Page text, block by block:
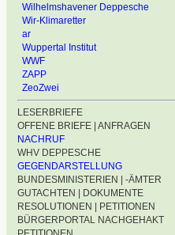
Wilhelmshavener Deppesche
Wir-Klimaretter
ar
Wuppertal Institut
WWF
ZAPP
ZeoZwei
LESERBRIEFE
OFFENE BRIEFE | ANFRAGEN
NACHRUF
WHV DEPPESCHE
GEGENDARSTELLUNG
BUNDESMINISTERIEN | -ÄMTER
GUTACHTEN | DOKUMENTE
RESOLUTIONEN | PETITIONEN
BÜRGERPORTAL NACHGEHAKT